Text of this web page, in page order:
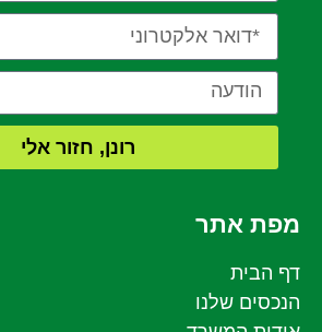
רונן, חזור אלי
מפת אתר
דף הבית
הנכסים שלנו